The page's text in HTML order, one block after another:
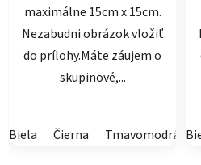
maximálne 15cm x 15cm.
Nezabudni obrázok vložiť
do prílohy.Máte záujem o
skupinové,...
Biela Čierna Tmavomodrá